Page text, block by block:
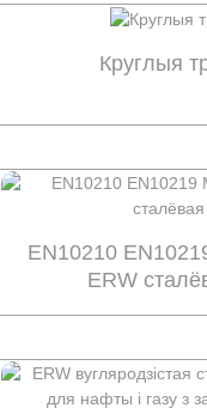
Круглыя
EN10210
ERW